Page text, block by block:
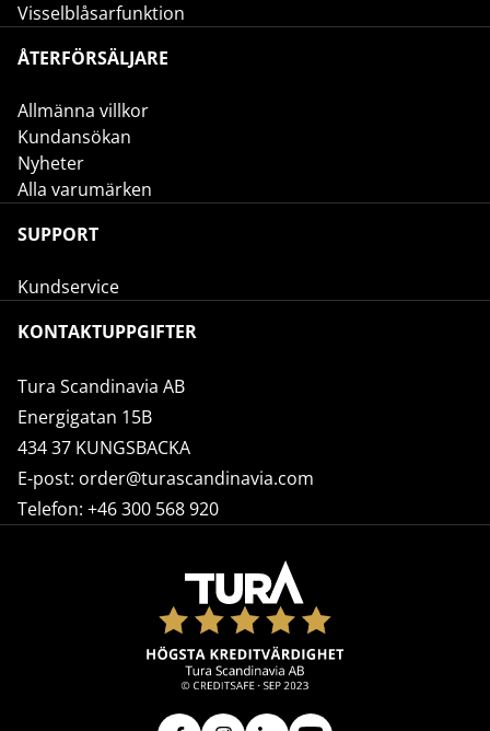
Visselblåsarfunktion
ÅTERFÖRSÄLJARE
Allmänna villkor
Kundansökan
Nyheter
Alla varumärken
SUPPORT
Kundservice
KONTAKTUPPGIFTER
Tura Scandinavia AB
Energigatan 15B
434 37 KUNGSBACKA
E-post: order@turascandinavia.com
Telefon: +46 300 568 920